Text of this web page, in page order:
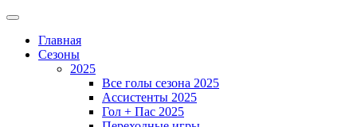
Главная
Сезоны
2025
Все голы сезона 2025
Ассистенты 2025
Гол + Пас 2025